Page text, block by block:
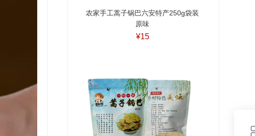
农家手工蒿子锅巴六安特产250g袋装
原味
¥15